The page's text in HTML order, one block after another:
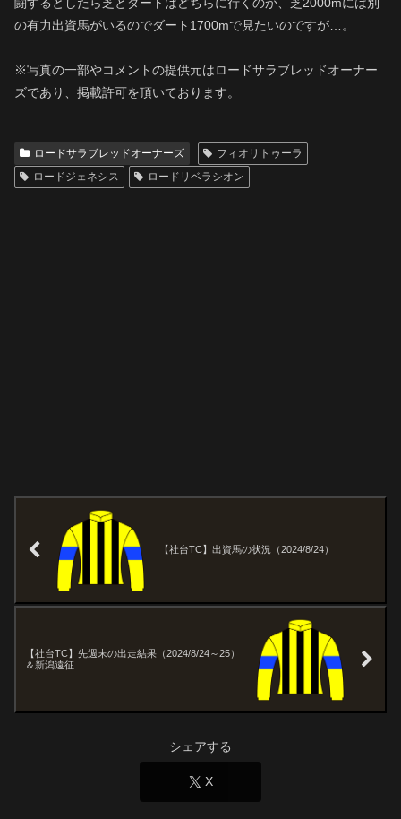
の有力出資馬がいるのでダート1700mで見たいのですが…。
※写真の一部やコメントの提供元はロードサラブレッドオーナー
ズであり、掲載許可を頂いております。
ロードサラブレッドオーナーズ
フィオリトゥーラ
ロードジェネシス
ロードリベラシオン
【社台TC】出資馬の状況（2024/8/24）
【社台TC】先週末の出走結果（2024/8/24～25）
＆新潟遠征
シェアする
X